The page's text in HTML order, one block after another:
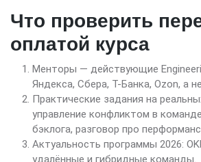
Что проверить
оплатой курса
Менторы — действующие
Яндекса, Сбера, Т-Банка, Ozon, а
Практические задания на
управление конфликтом в
бэклога, разговор про перформанс.
Актуальность программы 2026:
удалённые и гибридные команды.